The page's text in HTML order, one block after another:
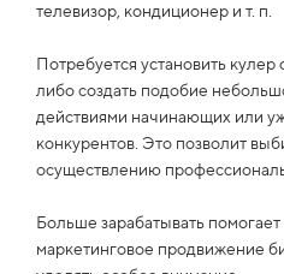
телевизор, кондиционер и т. п.
Потребуется установить кулер
либо создать подобие
действиями начинающих или
конкурентов. Это позволит
осуществлению
Больше зарабатывать
маркетинговое продвижение